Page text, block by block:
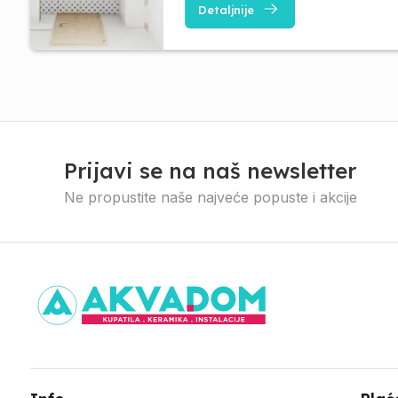
Detaljnije
Prijavi se na naš newsletter
Ne propustite naše najveće popuste i akcije